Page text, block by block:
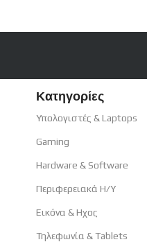
Κατηγορίες
Υπολογιστές & Laptops
Gaming
Hardware & Software
Περιφερειακά H/Y
Εικόνα & Ηχος
Τηλεφωνία & Tablets